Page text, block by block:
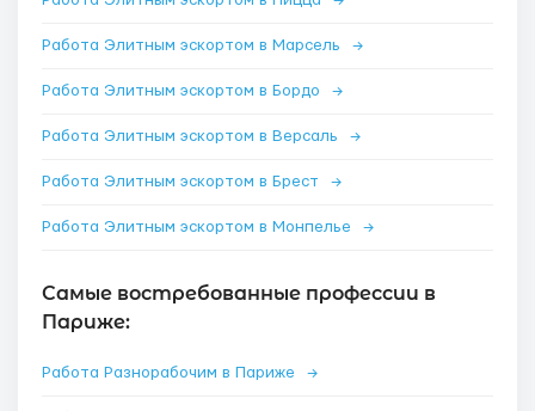
Работа Элитным эскортом в Марсель →
Работа Элитным эскортом в Бордо →
Работа Элитным эскортом в Версаль →
Работа Элитным эскортом в Брест →
Работа Элитным эскортом в Монпелье →
Самые востребованные профессии в
Париже:
Работа Разнорабочим в Париже →